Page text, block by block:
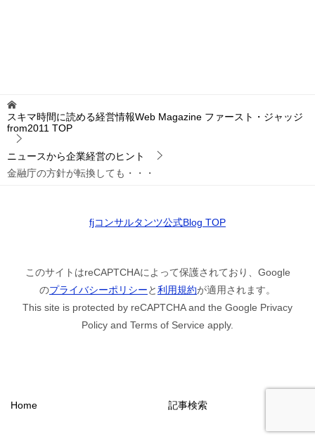
スキマ時間に読める経営情報Web Magazine ファースト・ジャッジ
from2011 TOP
ニュースから企業経営のヒント
金融庁の方針が転換しても・・・
fjコンサルタンツ公式Blog TOP
このサイトはreCAPTCHAによって保護されており、Google
のプライバシーポリシーと利用規約が適用されます。
This site is protected by reCAPTCHA and the Google Privacy
Policy and Terms of Service apply.
Home 記事検索